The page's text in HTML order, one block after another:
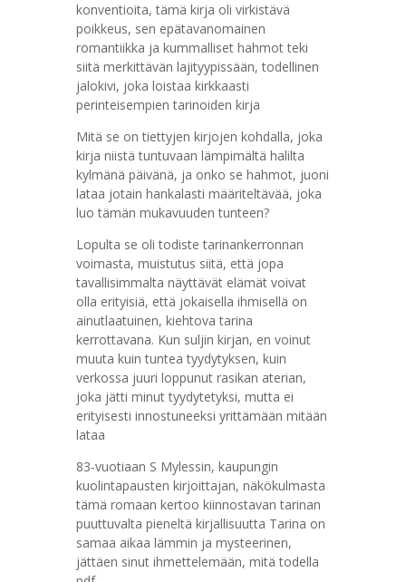
konventioita, tämä kirja oli virkistävä
poikkeus, sen epätavanomainen
romantiikka ja kummalliset hahmot teki
siitä merkittävän lajityypissään, todellinen
jalokivi, joka loistaa kirkkaasti
perinteisempien tarinoiden kirja
Mitä se on tiettyjen kirjojen kohdalla, joka
kirja niistä tuntuvaan lämpimältä halilta
kylmänä päivänä, ja onko se hahmot, juoni
lataa jotain hankalasti määriteltävää, joka
luo tämän mukavuuden tunteen?
Lopulta se oli todiste tarinankerronnan
voimasta, muistutus siitä, että jopa
tavallisimmalta näyttävät elämät voivat
olla erityisiä, että jokaisella ihmisellä on
ainutlaatuinen, kiehtova tarina
kerrottavana. Kun suljin kirjan, en voinut
muuta kuin tuntea tyydytyksen, kuin
verkossa juuri loppunut rasikan aterian,
joka jätti minut tyydytetyksi, mutta ei
erityisesti innostuneeksi yrittämään mitään
lataa
83-vuotiaan S Mylessin, kaupungin
kuolintapausten kirjoittajan, näkökulmasta
tämä romaan kertoo kiinnostavan tarinan
puuttuvalta pieneltä kirjallisuutta Tarina on
samaa aikaa lämmin ja mysteerinen,
jättäen sinut ihmettelemään, mitä todella